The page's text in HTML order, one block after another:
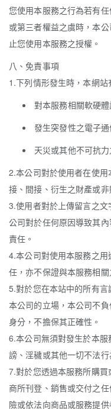
您使用本服務之行為若有
或第三者權益之虞時，本
止您使用本服務之授權。
八、免責事項
1.下列情形發生時，本網站
對本服務相關軟硬
發生突發性之電子通
天災或其他不可抗
2.本公司對於使用者在使
接、間接、衍生之財產或
3.使用者對於上傳留言之
公司對於任何原因導致其
責任。
4.本公司對使用本服務之
任，亦不保證與本服務相
5.對於您在本站中的所有
本公司的立場，本公司不
身分，不擔保其正確性。
6.本公司無須對發生於本
謗、淫穢或其他一切不法
7.對於您透過本服務所購
商所刊登、銷售或交付之
險或依法向商品或服務提